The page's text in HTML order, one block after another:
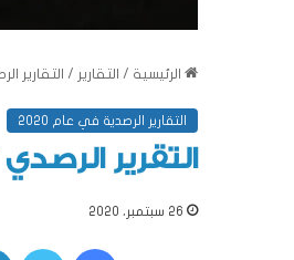
الرئيسية / التقارير / التقارير
التقارير الرصدية في عام 2020
التقرير الرصدي “من 1 حتى 15
26 سبتمبر، 2020
فيسبوك